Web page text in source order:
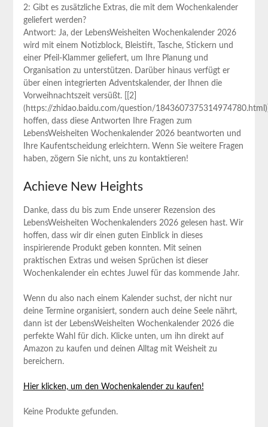
2: Gibt es zusätzliche Extras, die mit dem Wochenkalender
geliefert werden?
Antwort: Ja, der LebensWeisheiten Wochenkalender ⁣2026
wird mit einem Notizblock, Bleistift, Tasche, Stickern und
⁢einer ⁣Pfeil-Klammer‌ geliefert, um Ihre Planung⁣ und
Organisation zu unterstützen. Darüber ⁣hinaus verfügt er
über einen⁢ integrierten ⁣Adventskalender, der Ihnen die
Vorweihnachtszeit versüßt. [[2]
(https://zhidao.baidu.com/question/
hoffen,⁣ dass diese ⁢Antworten Ihre Fragen zum
LebensWeisheiten Wochenkalender 2026 beantworten und‍
Ihre Kaufentscheidung erleichtern. Wenn Sie weitere Fragen
haben, zögern Sie nicht, uns zu kontaktieren!
Achieve New Heights
Danke, dass du bis zum⁤ Ende⁢ unserer⁤ Rezension des
LebensWeisheiten Wochenkalenders 2026⁢ gelesen hast. Wir
hoffen, dass wir dir einen guten Einblick in dieses
inspirierende Produkt geben konnten. Mit seinen
praktischen Extras und weisen Sprüchen ist dieser
Wochenkalender ein echtes Juwel⁤ für das kommende Jahr.
Wenn du also nach einem Kalender suchst, der nicht nur
deine ‌Termine organisiert, sondern auch deine Seele⁣ nährt,
dann ist der LebensWeisheiten Wochenkalender 2026‌ die
perfekte Wahl für⁢ dich. Klicke unten, um ihn direkt ‌auf
Amazon zu kaufen‍ und deinen Alltag mit Weisheit zu
bereichern.
Hier klicken, um den Wochenkalender zu kaufen!
Keine Produkte gefunden.